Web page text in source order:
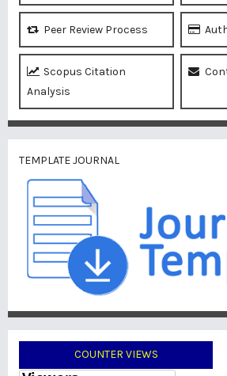
Peer Review Process
Scopus Citation
Analysis
TEMPLATE JOURNAL
COUNTER VIEWS